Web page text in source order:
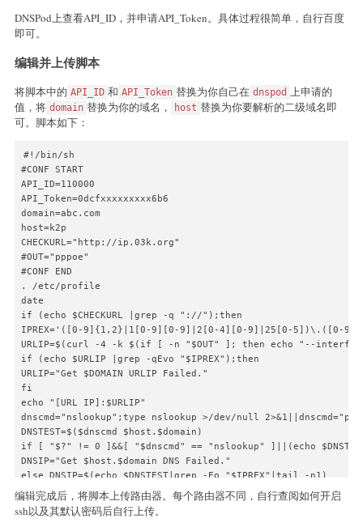
DNSPod上查看API_ID，并申请API_Token。具体过程很简单，自行百度
即可。
编辑并上传脚本
将脚本中的 API_ID 和 API_Token 替换为你自己在 dnspod 上申请的
值，将 domain 替换为你的域名， host 替换为你要解析的二级域名即
可。脚本如下：
#!/bin/sh
#CONF START
API_ID=110000
API_Token=0dcfxxxxxxxxx6b6
domain=abc.com
host=k2p
CHECKURL="http://ip.03k.org"
#OUT="pppoe"
#CONF END
. /etc/profile
date
if (echo $CHECKURL |grep -q "://");then
IPREX='([0-9]{1,2}|1[0-9][0-9]|2[0-4][0-9]|25[0-5])\.([0-
URLIP=$(curl -4 -k $(if [ -n "$OUT" ]; then echo "--interface
if (echo $URLIP |grep -qEvo "$IPREX");then
URLIP="Get $DOMAIN URLIP Failed."
fi
echo "[URL IP]:$URLIP"
dnscmd="nslookup";type nslookup >/dev/null
DNSTEST=$($dnscmd $host.$domain)
if [ "$?" != 0 ]&&[ "$dnscmd" == "nslookup" ]||(echo
DNSIP="Get $host.$domain DNS Failed."
else DNSIP=$(echo $DNSTEST|grep -Eo "$IPREX"|tail -n1)
fi
echo "[DNS IP]:$DNSIP"
if [ "$DNSIP" == "$URLIP" ];then
编辑完成后，将脚本上传路由器。每个路由器不同，自行查阅如何开启
ssh以及其默认密码后自行上传。